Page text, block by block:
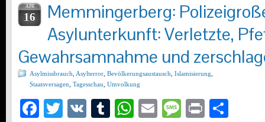
APR
16
Memmingerberg:
Asylunterkunft: Verletzte,
Gewahrsamnahme und
Asylmissbrauch Asylterror Bevölkerungsaustausch Islamisierung
Staatsversagen Tagesschau Umvolkung
Facebook
Twitter
VK Tumblr
WhatsApp
EmailMessage
Print